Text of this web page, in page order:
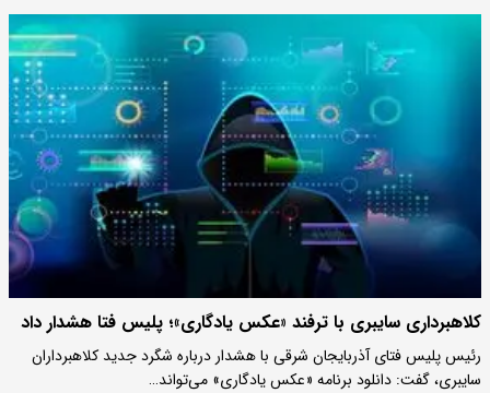
کلاهبرداری سایبری با ترفند «عکس یادگاری»؛ پلیس فتا هشدار داد
رئیس پلیس فتای آذربایجان شرقی با هشدار درباره شگرد جدید کلاهبرداران
سایبری، گفت: دانلود برنامه «عکس یادگاری» می‌تواند…